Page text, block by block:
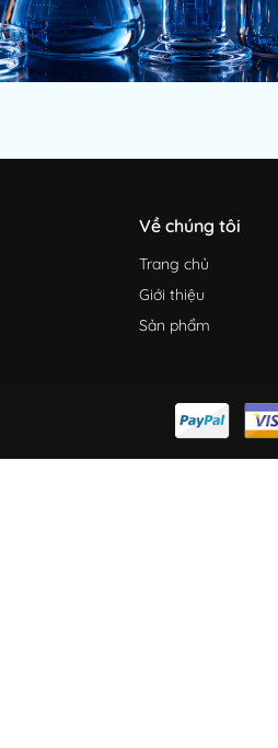
Về chúng tôi
Trang chủ
Giới thiệu
Sản phẩm